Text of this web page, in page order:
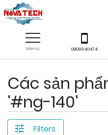
Công Ty TNHH Kỹ Thuật
Menu 0909340474
Các sản
'#ng-140'
Filters